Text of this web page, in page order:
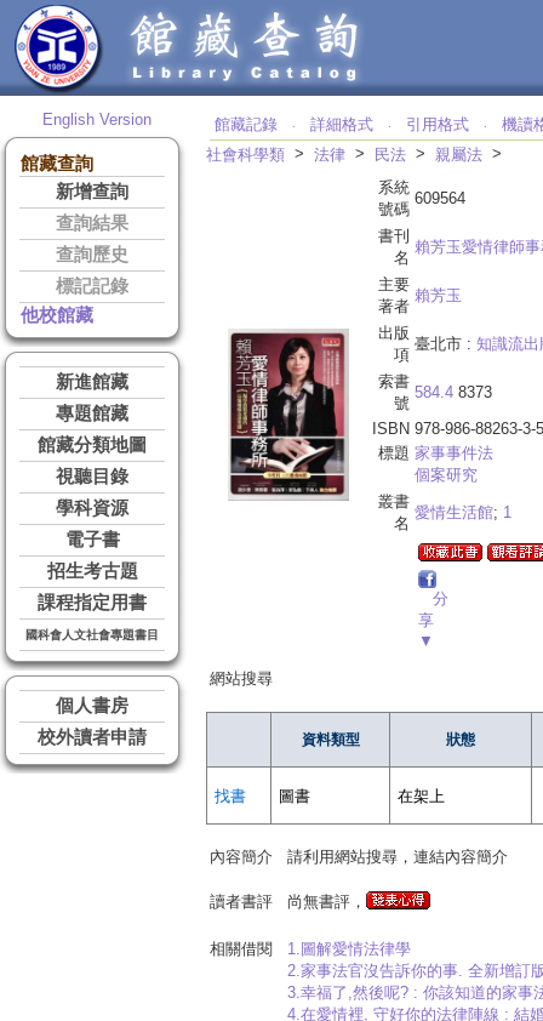
English Version
館藏查詢
新增查詢
查詢結果
查詢歷史
標記記錄
他校館藏
新進館藏
專題館藏
館藏分類地圖
視聽目錄
學科資源
電子書
招生考古題
課程指定用書
國科會人文社會專題書目
個人書房
校外讀者申請
館藏記錄 ‧ 詳細格式 ‧ 引用格式 ‧
機讀
社會科學類 > 法律 > 民法 > 親屬法 >
系統
號碼
609564
書刊
名
賴芳玉愛情律師
主要
著者
賴芳玉
出版
項
臺北市 : 知識流出
索書
號
584.4 8373
ISBN 978-986-88263-3-5
標題 家事事件法
個案研究
叢書
名
愛情生活館; 1
分
享
▼
網站搜尋
資料類型 狀態
找書 圖書 在架上
內容簡介 請利用網站搜尋，連結內容簡介
讀者書評 尚無書評，
相關借閱
1.圖解愛情法律學
2.家事法官沒告訴你的事. 全新增訂
3.幸福了,然後呢? : 你該知道的家事
4.在愛情裡, 守好你的法律陣線 : 結